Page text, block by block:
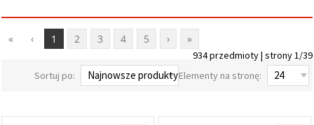
ruch i
bardziej
trafne treści
reklamy,
również
naszych
« ‹ 1 2 3 4 5 › »
934 przedmioty | strony 1/39
Sortuj po:
Elementy na stronę: